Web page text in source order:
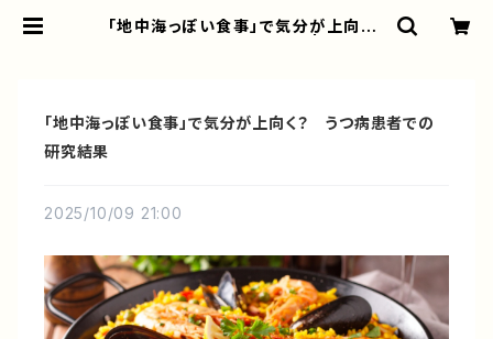
「地中海っぽい食事」で気分が上向く？
「地中海っぽい食事」で気分が上向く？ うつ病患者での
研究結果
2025/10/09 21:00